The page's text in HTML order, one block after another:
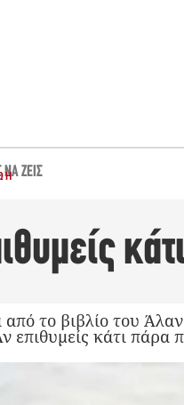
ΖΕΙΣ
το βιβλίο του
επιθυμείς κάτι πάρα